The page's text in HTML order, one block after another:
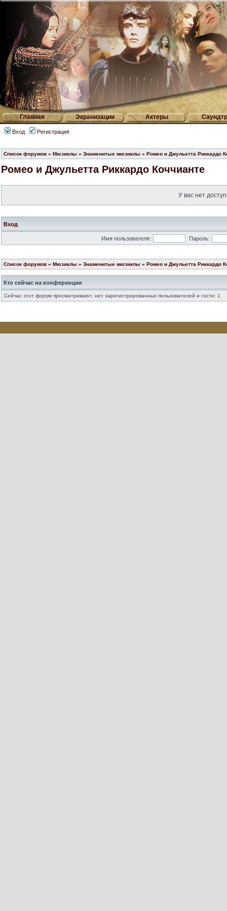
Главная Экранизации Актеры
Вход Регистрация
Список форумов » Мюзиклы » Знаменитые мюзиклы » Ромео и Джульетта Риккардо
Ромео и Джульетта Риккардо Коччианте
У вас нет
Вход
Имя пользователя: Пароль:
Список форумов » Мюзиклы » Знаменитые мюзиклы » Ромео и Джульетта Риккардо
Кто сейчас на конференции
Сейчас этот форум просматривают: нет зарегистрированных пользователей и гости: 1